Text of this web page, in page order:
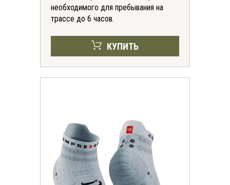
необходимого для пребывания на
трассе до 6 часов.
КУПИТЬ
-30%*
онлайн и в магазинах
KomandaEx
*на первую покупку